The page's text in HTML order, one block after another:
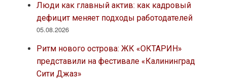
Люди как главный актив: как кадровый
дефицит меняет подходы работодателей
05.08.2026
Ритм нового острова: ЖК «ОКТАРИН»
представили на фестивале «Калининград
Сити Джаз»